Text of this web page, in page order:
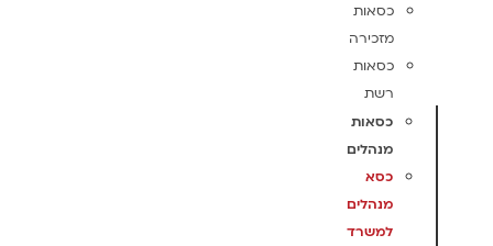
כסאות
מזכירה
כסאות
רשת
כסאות
מנהלים
כסא
מנהלים
למשרד